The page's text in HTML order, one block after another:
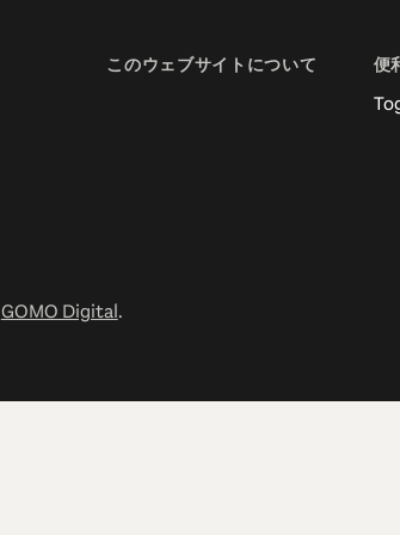
このウェブサイトについて 便
GOMO Digital.